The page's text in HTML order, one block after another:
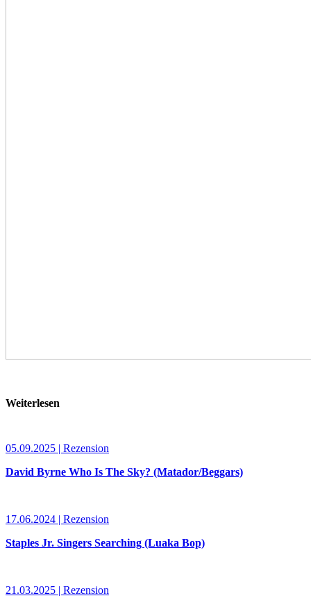
Weiterlesen
05.09.2025 | Rezension
David Byrne Who Is The Sky? (Matador/Beggars)
17.06.2024 | Rezension
Staples Jr. Singers Searching (Luaka Bop)
21.03.2025 | Rezension